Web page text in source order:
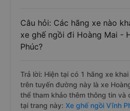
Câu hỏi: Các hãng xe nào
xe ghế ngồi đi Hoàng Mai -
Phúc?
Trả lời: Hiện tại có 1 hãng xe
trên tuyến đường này là xe
thể tham khảo thêm thông tin và
tại trang này: Xe ghế ngồi Vĩnh